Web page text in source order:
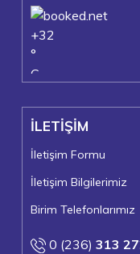
+32
°
C
+21°
Turgutlu
Cuma, 07
İLETİŞİM
İletişim Formu
İletişim Bilgilerimiz
Birim Telefonlarımız
0 (236) 313